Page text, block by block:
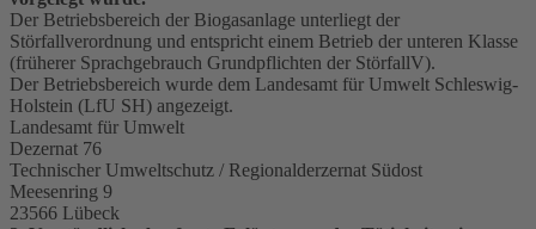
Der Betriebsbereich der Biogasanlage unterliegt der
Störfallverordnung und entspricht einem Betrieb der unteren Klasse
(früherer Sprachgebrauch Grundpflichten der StörfallV).
Der Betriebsbereich wurde dem Landesamt für Umwelt Schleswig-
Holstein (LfU SH) angezeigt.
Landesamt für Umwelt
Dezernat 76
Technischer Umweltschutz / Regionalderzernat Südost
Meesenring 9
23566 Lübeck